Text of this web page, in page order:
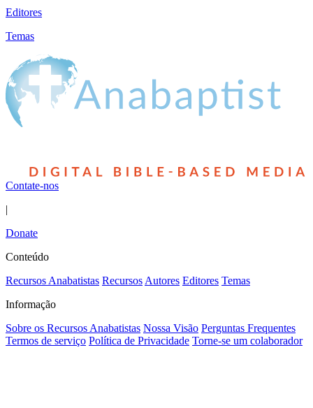
Editores
Temas
Contate-nos
|
Donate
Conteúdo
Recursos Anabatistas Recursos Autores Editores Temas
Informação
Sobre os Recursos Anabatistas Nossa Visão Perguntas Frequentes
Termos de serviço Política de Privacidade Torne-se um colaborador